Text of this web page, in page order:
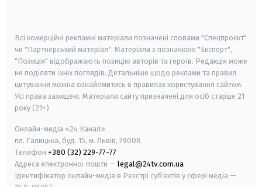
Всі комерційні рекламні матеріали позначені словами "Спецпроєкт"
чи "Партнерський матеріал". Матеріали з позначкою "Експерт",
"Позиція" відображають позицію авторів та героїв. Редакція може
не поділяти їхніх поглядів. Детальніше щодо реклами та правил
цитування можна ознайомитись в правилах користування сайтом.
Усі права захищені. Матеріали сайту призначені для осіб старше 21
року (21+)
Онлайн-медіа «24 Канал»
пл. Галицька, буд. 15, м. Львів, 79008
Телефон +380 (32) 229-77-77
Адреса електронної пошти — legal@24tv.com.ua
Ідентифікатор онлайн-медіа в Реєстрі суб'єктів у сфері медіа —